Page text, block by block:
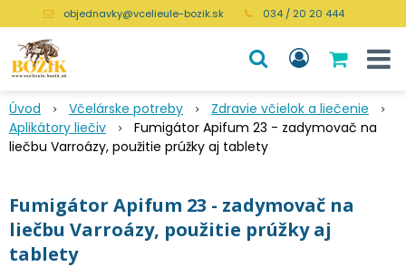
objednavky@vcelieule-bozik.sk 034 / 20 20 444
Úvod Včelárske potreby
Zdravie včielok a liečenie
Aplikátory liečiv
Fumigátor Apifum 23 - zadymovač na
liečbu Varroázy, použitie prúžky aj tablety
Fumigátor Apifum 23 - zadymovač na
liečbu Varroázy, použitie prúžky aj
tablety